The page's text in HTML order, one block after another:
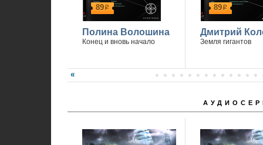
89р
Полина Волошина
Конец и вновь начало
89р
Дмитрий
Земля гигантов